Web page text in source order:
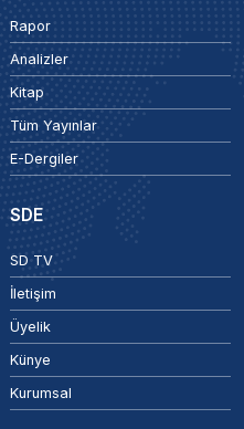
Rapor
Analizler
Kitap
Tüm Yayınlar
E-Dergiler
SDE
SD TV
İletişim
Üyelik
Künye
Kurumsal